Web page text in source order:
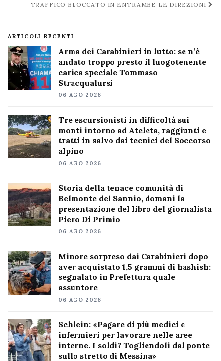
TRAFFICO BLOCCATO IN ENTRAMBE LE DIREZIONI
ARTICOLI RECENTI
Arma dei Carabinieri in lutto: se n’è
andato troppo presto il luogotenente
carica speciale Tommaso
Stracqualursi
06 AGO 2026
Tre escursionisti in difficoltà sui
monti intorno ad Ateleta, raggiunti e
tratti in salvo dai tecnici del Soccorso
alpino
06 AGO 2026
Storia della tenace comunità di
Belmonte del Sannio, domani la
presentazione del libro del giornalista
Piero Di Primio
06 AGO 2026
Minore sorpreso dai Carabinieri dopo
aver acquistato 1,5 grammi di hashish:
segnalato in Prefettura quale
assuntore
06 AGO 2026
Schlein: «Pagare di più medici e
infermieri per lavorare nelle aree
interne. I soldi? Togliendoli dal ponte
sullo stretto di Messina»